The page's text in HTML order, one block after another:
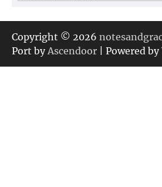
ゴ
リ
ー
Copyright © 2026
Port by Ascendoor | Powered by